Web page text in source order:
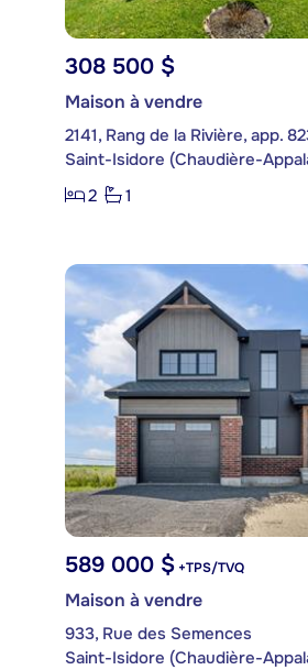
308 500 $
Maison à vendre
2141, Rang de la Rivière, app.
Saint-Isidore (Chaudière-
2
1
589 000 $ +TPS/TVQ
Maison à vendre
933, Rue des Semences
Saint-Isidore (Chaudière-